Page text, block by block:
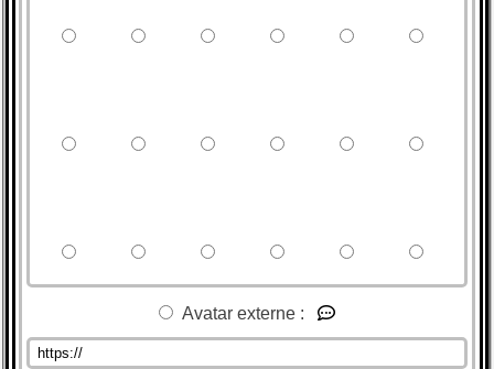
Avatar externe :